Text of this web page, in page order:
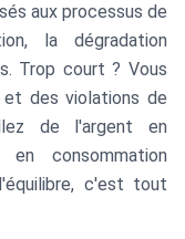
aux processus de
la dégradation
Trop court ? Vous
des violations de
de l'argent en
en consommation
c'est tout